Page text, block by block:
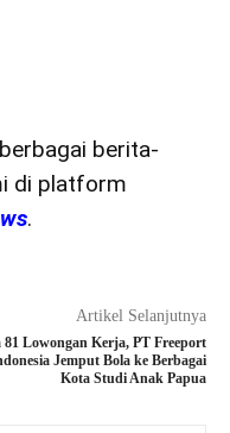
berita-
di platform
.
Artikel Selanjutnya
81 Lowongan Kerja, PT Freeport
Jemput Bola ke Berbagai
Kota Studi Anak Papua